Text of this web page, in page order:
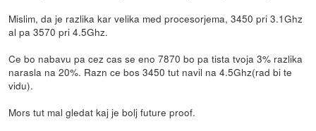
Mislim, da je razlika kar velika med procesorjema, 3450 pri 3.1Ghz
al pa 3570 pri 4.5Ghz.
Ce bo nabavu pa cez cas se eno 7870 bo pa tista tvoja 3% razlika
narasla na 20%. Razn ce bos 3450 tut navil na 4.5Ghz(rad bi te
vidu).
Mors tut mal gledat kaj je bolj future proof.